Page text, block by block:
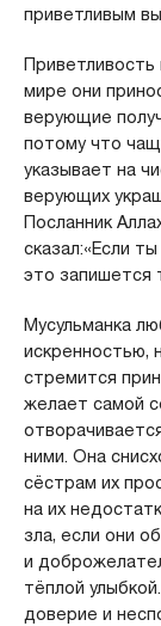
приветливым
мире они
верующие
потому что
указывает на
верующих
Посланник
сказал:«Если
это запишется
Мусульманка
искренностью,
стремится
желает самой
ними. Она
сёстрам их
на их
зла, если они
и
тёплой
доверие и